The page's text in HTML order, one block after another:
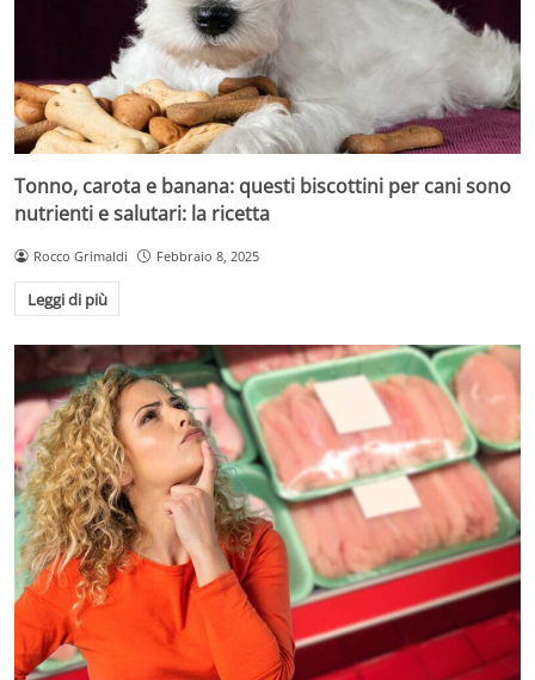
Tonno, carota e banana: questi biscottini per cani sono
nutrienti e salutari: la ricetta
Rocco Grimaldi Febbraio 8, 2025
Leggi di più